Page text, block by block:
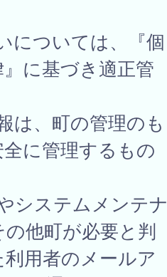
については、『個
に基づき適正管
、町の管理のも
に管理するもの
システムメンテナ
他町が必要と判
用者のメールア